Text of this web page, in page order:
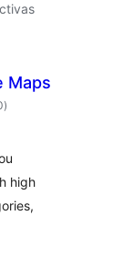
Maps
valoraciones
en
)
high